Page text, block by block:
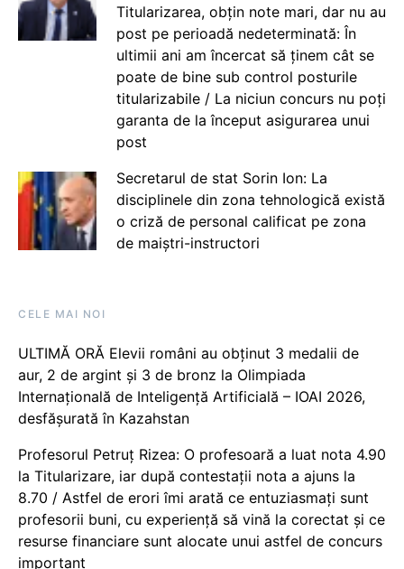
Titularizarea, obțin note mari, dar nu au
post pe perioadă nedeterminată: În
ultimii ani am încercat să ținem cât se
poate de bine sub control posturile
titularizabile / La niciun concurs nu poți
garanta de la început asigurarea unui
post
Secretarul de stat Sorin Ion: La
disciplinele din zona tehnologică există
o criză de personal calificat pe zona
de maiștri-instructori
CELE MAI NOI
ULTIMĂ ORĂ Elevii români au obținut 3 medalii de
aur, 2 de argint și 3 de bronz la Olimpiada
Internațională de Inteligență Artificială – IOAI 2026,
desfășurată în Kazahstan
Profesorul Petruț Rizea: O profesoară a luat nota 4.90
la Titularizare, iar după contestații nota a ajuns la
8.70 / Astfel de erori îmi arată ce entuziasmați sunt
profesorii buni, cu experiență să vină la corectat și ce
resurse financiare sunt alocate unui astfel de concurs
important